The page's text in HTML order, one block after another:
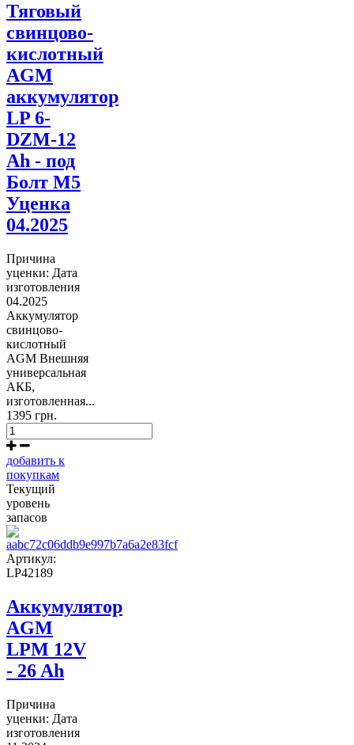
Тяговый
свинцово-
кислотный
AGM
аккумулятор
LP 6-
DZM-12
Ah - под
Болт М5
Уценка
04.2025
Причина
уценки: Дата
изготовления
04.2025
Аккумулятор
свинцово-
кислотный
AGM Внешняя
универсальная
АКБ,
изготовленная...
1395 грн.
добавить к
покупкам
Текущий
уровень
запасов
Артикул:
LP42189
Аккумулятор
AGM
LPM 12V
- 26 Ah
Причина
уценки: Дата
изготовления